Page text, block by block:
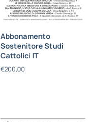
Abbonamento
Sostenitore Studi
Cattolici IT
€200,00